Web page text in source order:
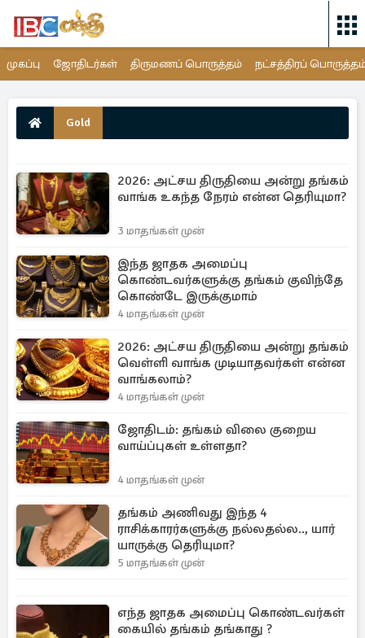
முகப்பு ஜோதிடர்கள் திருமணப் பொருத்தம் நட்சத்திரப்
Gold
2026: அட்சய திருதியை அன்று தங்கம்
வாங்க உகந்த நேரம் என்ன தெரியுமா?
3 மாதங்கள் முன்
இந்த ஜாதக அமைப்பு
கொண்டவர்களுக்கு தங்கம் குவிந்தே
கொண்டே இருக்குமாம்
4 மாதங்கள் முன்
2026: அட்சய திருதியை அன்று தங்கம்
வெள்ளி வாங்க முடியாதவர்கள் என்ன
வாங்கலாம்?
4 மாதங்கள் முன்
ஜோதிடம்: தங்கம் விலை குறைய
வாய்ப்புகள் உள்ளதா?
4 மாதங்கள் முன்
தங்கம் அணிவது இந்த 4
ராசிக்காரர்களுக்கு நல்லதல்ல.., யார்
யாருக்கு தெரியுமா?
5 மாதங்கள் முன்
எந்த ஜாதக அமைப்பு கொண்டவர்கள்
கையில் தங்கம் தங்காது ?